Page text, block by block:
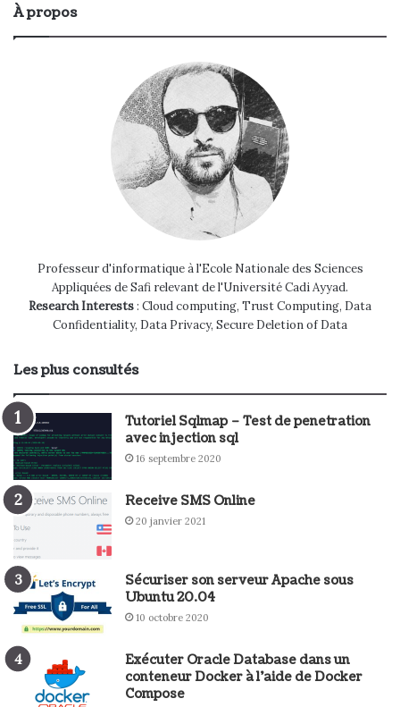
À propos
Professeur d'informatique à l'Ecole Nationale des Sciences
Appliquées de Safi relevant de l'Université Cadi Ayyad.
Research Interests: Cloud computing, Trust Computing, Data
Confidentiality, Data Privacy, Secure Deletion of Data
Les plus consultés
Tutoriel Sqlmap – Test de penetration
avec injection sql
16 septembre 2020
Receive SMS Online
20 janvier 2021
Sécuriser son serveur Apache sous
Ubuntu 20.04
10 octobre 2020
Exécuter Oracle Database dans un
conteneur Docker à l’aide de Docker
Compose